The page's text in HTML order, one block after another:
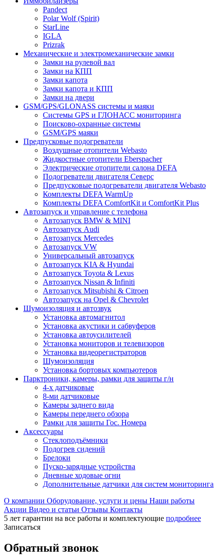
Pandect
Polar Wolf (Spirit)
StarLine
IGLA
Prizrak
Механические и электромеханические замки
Замки на рулевой вал
Замки на КПП
Замки капота
Замки капота и КПП
Замки на двери
GSM/GPS/GLONASS системы и маяки
Системы GPS и ГЛОНАСС мониторинга
Поисково-охранные системы
GSM/GPS маяки
Предпусковые подогреватели
Воздушные отопители Webasto
Жидкостные отопители Eberspacher
Электрические отопители салона DEFA
Подогреватели двигателя Северс
Предпусковые подогреватели двигателя Webasto
Комплекты DEFA WarmUp
Комплекты DEFA ComfortKit и ComfortKit Plus
Автозапуск и управление с телефона
Автозапуск BMW & MINI
Автозапуск Audi
Автозапуск Mercedes
Автозапуск VW
Универсальный автозапуск
Автозапуск KIA & Hyundai
Автозапуск Toyota & Lexus
Автозапуск Nissan & Infiniti
Автозапуск Mitsubishi & Citroen
Автозапуск на Opel & Chevrolet
Шумоизоляция и автозвук
Установка автомагнитол
Установка акустики и сабвуферов
Установка автоусилителей
Установка мониторов и телевизоров
Установка видеорегистраторов
Шумоизоляция
Установка бортовых компьютеров
Парктроники, камеры, рамки для защиты г/н
4-х датчиковые
8-ми датчиковые
Камеры заднего вида
Камеры переднего обзора
Рамки для защиты Гос. Номера
Аксессуары
Стеклоподъёмники
Подогрев сидений
Брелоки
Пуско-зарядные устройства
Дневные ходовые огни
Дополнительные датчики для систем мониторинга
О компании Оборудование, услуги и цены Наши работы
Акции Видео и статьи Отзывы Контакты
5 лет гарантии на все работы и комплектующие подробнее
Записаться
Обратный звонок